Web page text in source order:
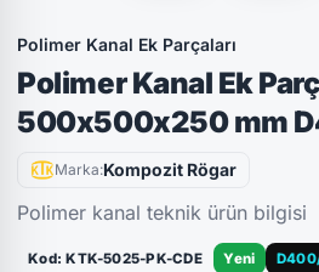
Polimer Kanal Ek Parçaları
Polimer Kanal Ek
500x500x250 mm
Marka:Kompozit Rögar
Polimer kanal teknik ürün bilgisi
Kod: KTK-5025-PK-CDE Yeni